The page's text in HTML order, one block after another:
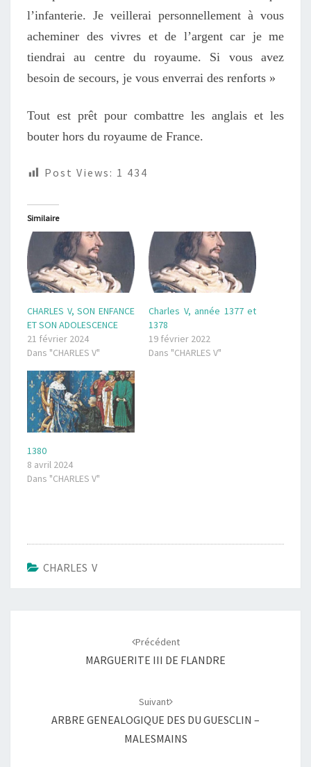
l’infanterie. Je veillerai personnellement à vous
acheminer des vivres et de l’argent car je me
tiendrai au centre du royaume. Si vous avez
besoin de secours, je vous enverrai des renforts »
Tout est prêt pour combattre les anglais et les
bouter hors du royaume de France.
Post Views: 1 434
Similaire
CHARLES V, SON ENFANCE
ET SON ADOLESCENCE
21 février 2024
Dans "CHARLES V"
Charles V, année 1377 et
1378
19 février 2022
Dans "CHARLES V"
1380
8 avril 2024
Dans "CHARLES V"
CHARLES V
Précédent
MARGUERITE III DE FLANDRE
Suivant
ARBRE GENEALOGIQUE DES DU GUESCLIN –
MALESMAINS